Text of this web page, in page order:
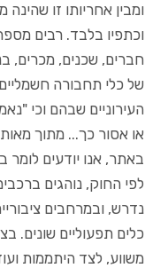
ומבין אחריותו זו
וכתפיו בלבד. רבים
חברים, שכנים, מכרים,
של כלי תחבורה
העירוניים שבהם וכי
או אסור כך... מתוך
באתר, אנו יודעים לומר
לפי החוק, נוהגים
נדרש, ובמרחבים
כלים תפעוליים שונים.
משווע, לצד היתממות